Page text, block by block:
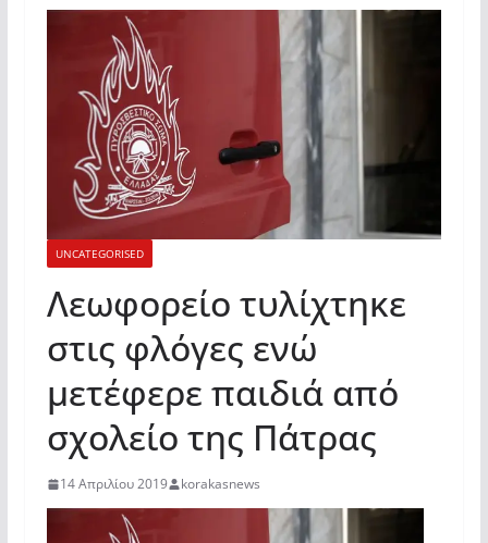
UNCATEGORISED
Λεωφορείο τυλίχτηκε
στις φλόγες ενώ
μετέφερε παιδιά από
σχολείο της Πάτρας
14 Απριλίου 2019 korakasnews